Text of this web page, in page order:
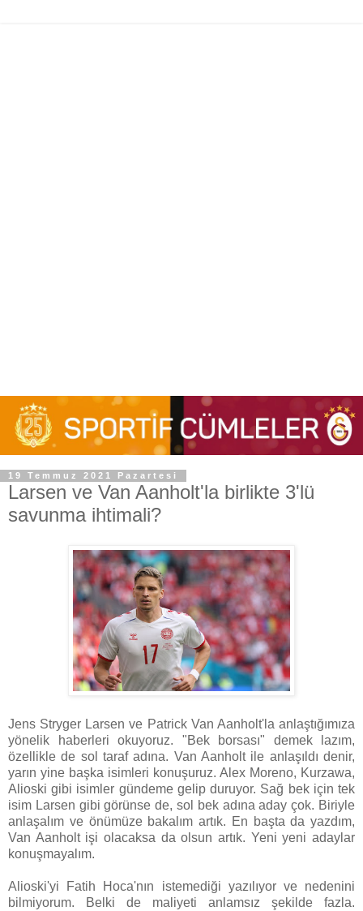
19 Temmuz 2021 Pazartesi
Larsen ve Van Aanholt'la birlikte 3'lü
savunma ihtimali?
Jens Stryger Larsen ve Patrick Van Aanholt'la anlaştığımıza
yönelik haberleri okuyoruz. "Bek borsası" demek lazım,
özellikle de sol taraf adına. Van Aanholt ile anlaşıldı denir,
yarın yine başka isimleri konuşuruz. Alex Moreno, Kurzawa,
Alioski gibi isimler gündeme gelip duruyor. Sağ bek için tek
isim Larsen gibi görünse de, sol bek adına aday çok. Biriyle
anlaşalım ve önümüze bakalım artık. En başta da yazdım,
Van Aanholt işi olacaksa da olsun artık. Yeni yeni adaylar
konuşmayalım.
Alioski'yi Fatih Hoca'nın istemediği yazılıyor ve nedenini
bilmiyorum. Belki de maliyeti anlamsız şekilde fazla.